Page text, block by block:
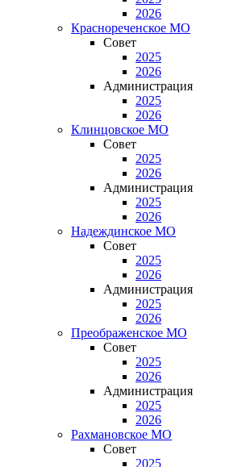
2026
Краснореченское МО
Совет
2025
2026
Администрация
2025
2026
Клинцовское МО
Совет
2025
2026
Администрация
2025
2026
Надеждинское МО
Совет
2025
2026
Администрация
2025
2026
Преображенское МО
Совет
2025
2026
Администрация
2025
2026
Рахмановское МО
Совет
2025